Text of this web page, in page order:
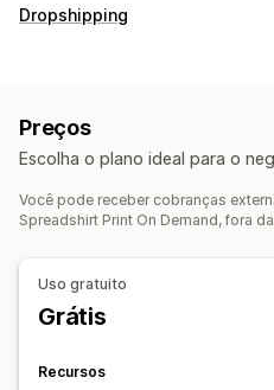
Personalização de produto
Produtos
Bolsas
Itens de vestuário
Arte para parede Ecológico
Marca branca
Acompanhamento de pedido
Dropshipping
Arte e artesanato
Produtos esportivos
Locais para aquisição de
Preços
Escolha o plano ideal para o
Você pode receber cobranças
Spreadshirt Print On Demand, fora
Uso gratuito
Grátis
Recursos